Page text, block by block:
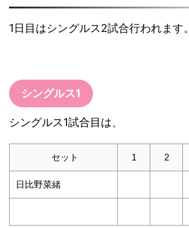
1日目はシングルス2試合行われます。
シングルス1
シングルス1試合目は、
セット 1 2
日比野菜緒